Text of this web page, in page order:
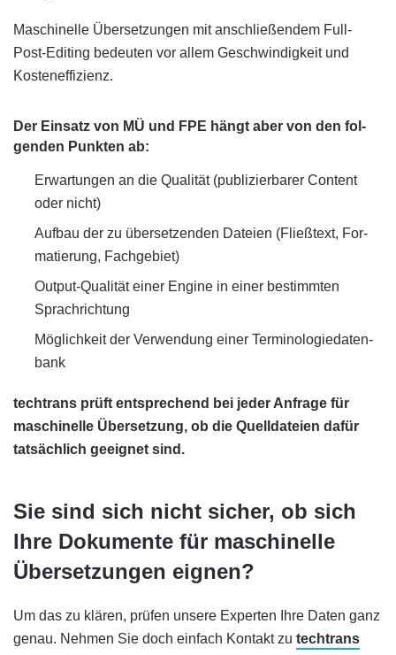
Maschinelle Übersetzungen mit an­schlie­ßen­dem Full-
Post-Editing bedeuten vor allem Ge­schwin­dig­keit und
Kosten­effi­zienz.
Der Einsatz von MÜ und FPE hängt aber von den fol­
genden Punkten ab:
Erwartungen an die Qualität (publi­zier­barer Content
oder nicht)
Aufbau der zu über­set­zenden Dateien (Fließ­text, For­
ma­tierung, Fach­gebiet)
Output-Qualität einer Engine in einer bestimmten
Sprach­richtung
Möglichkeit der Ver­wen­dung einer Termi­no­logie­daten­
bank
techtrans prüft entsprechend bei jeder Anfrage für
maschinelle Übersetzung, ob die Quell­dateien dafür
tat­säch­lich geeignet sind.
Sie sind sich nicht sicher, ob sich
Ihre Dokumente für maschinelle
Übersetzungen eignen?
Um das zu klären, prüfen unsere Experten Ihre Daten ganz
genau. Nehmen Sie doch einfach Kontakt zu techtrans